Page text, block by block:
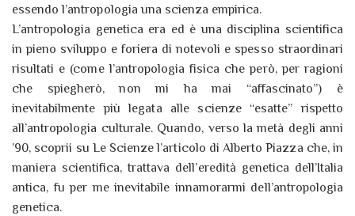
essendo l’antropologia una scienza empirica.
L’antropologia genetica era ed è una disciplina scientifica
in pieno sviluppo e foriera di notevoli e spesso straordinari
risultati e (come l’antropologia fisica che però, per ragioni
che spiegherò, non mi ha mai “affascinato”) è
inevitabilmente più legata alle scienze “esatte” rispetto
all’antropologia culturale. Quando, verso la metà degli anni
’90, scoprii su Le Scienze l’articolo di Alberto Piazza che, in
maniera scientifica, trattava dell’eredità genetica dell’Italia
antica, fu per me inevitabile innamorarmi dell’antropologia
genetica.